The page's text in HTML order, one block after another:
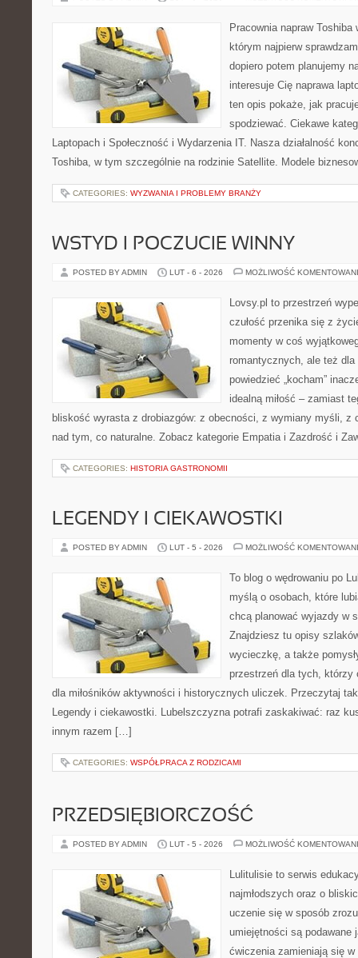
Pracownia napraw
którym najpierw
dopiero potem planujemy
interesuje Cię naprawa
ten opis pokaże, jak
spodziewać. Ciekawe
Laptopach i Społeczność i Wydarzenia IT. Nasza działalność
Toshiba, w tym szczególnie na rodzinie Satellite. Modele
CATEGORIES: WYZWANIA I PROBLEMY BRANŻY
WSTYD I POCZUCIE WINNY
POSTED BY ADMIN LUT - 6 - 2026 MOŻLIWOŚĆ
Lovsy.pl to przestrzeń
czułość przenika się z
momenty w coś
romantycznych, ale też
powiedzieć „kocham”
idealną miłość – zamiast
bliskość wyrasta z drobiazgów: z obecności, z wymiany myśli, z
nad tym, co naturalne. Zobacz kategorie Empatia i Zazdrość i
CATEGORIES: HISTORIA GASTRONOMII
LEGENDY I CIEKAWOSTKI
POSTED BY ADMIN LUT - 5 - 2026 MOŻLIWOŚĆ
To blog o wędrowaniu po
myślą o osobach, które
chcą planować wyjazdy w
Znajdziesz tu opisy
wycieczkę, a także
przestrzeń dla tych, którzy
dla miłośników aktywności i historycznych uliczek. Przeczytaj
Legendy i ciekawostki. Lubelszczyzna potrafi zaskakiwać: raz
innym razem […]
CATEGORIES: WSPÓŁPRACA Z RODZICAMI
PRZEDSIĘBIORCZOŚĆ
POSTED BY ADMIN LUT - 5 - 2026 MOŻLIWOŚĆ
Lulitulisie to serwis
najmłodszych oraz o
uczenie się w sposób
umiejętności są podawane
ćwiczenia zamieniają się